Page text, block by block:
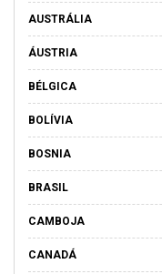
AUSTRÁLIA
ÁUSTRIA
BÉLGICA
BOLÍVIA
BOSNIA
BRASIL
CAMBOJA
CANADÁ